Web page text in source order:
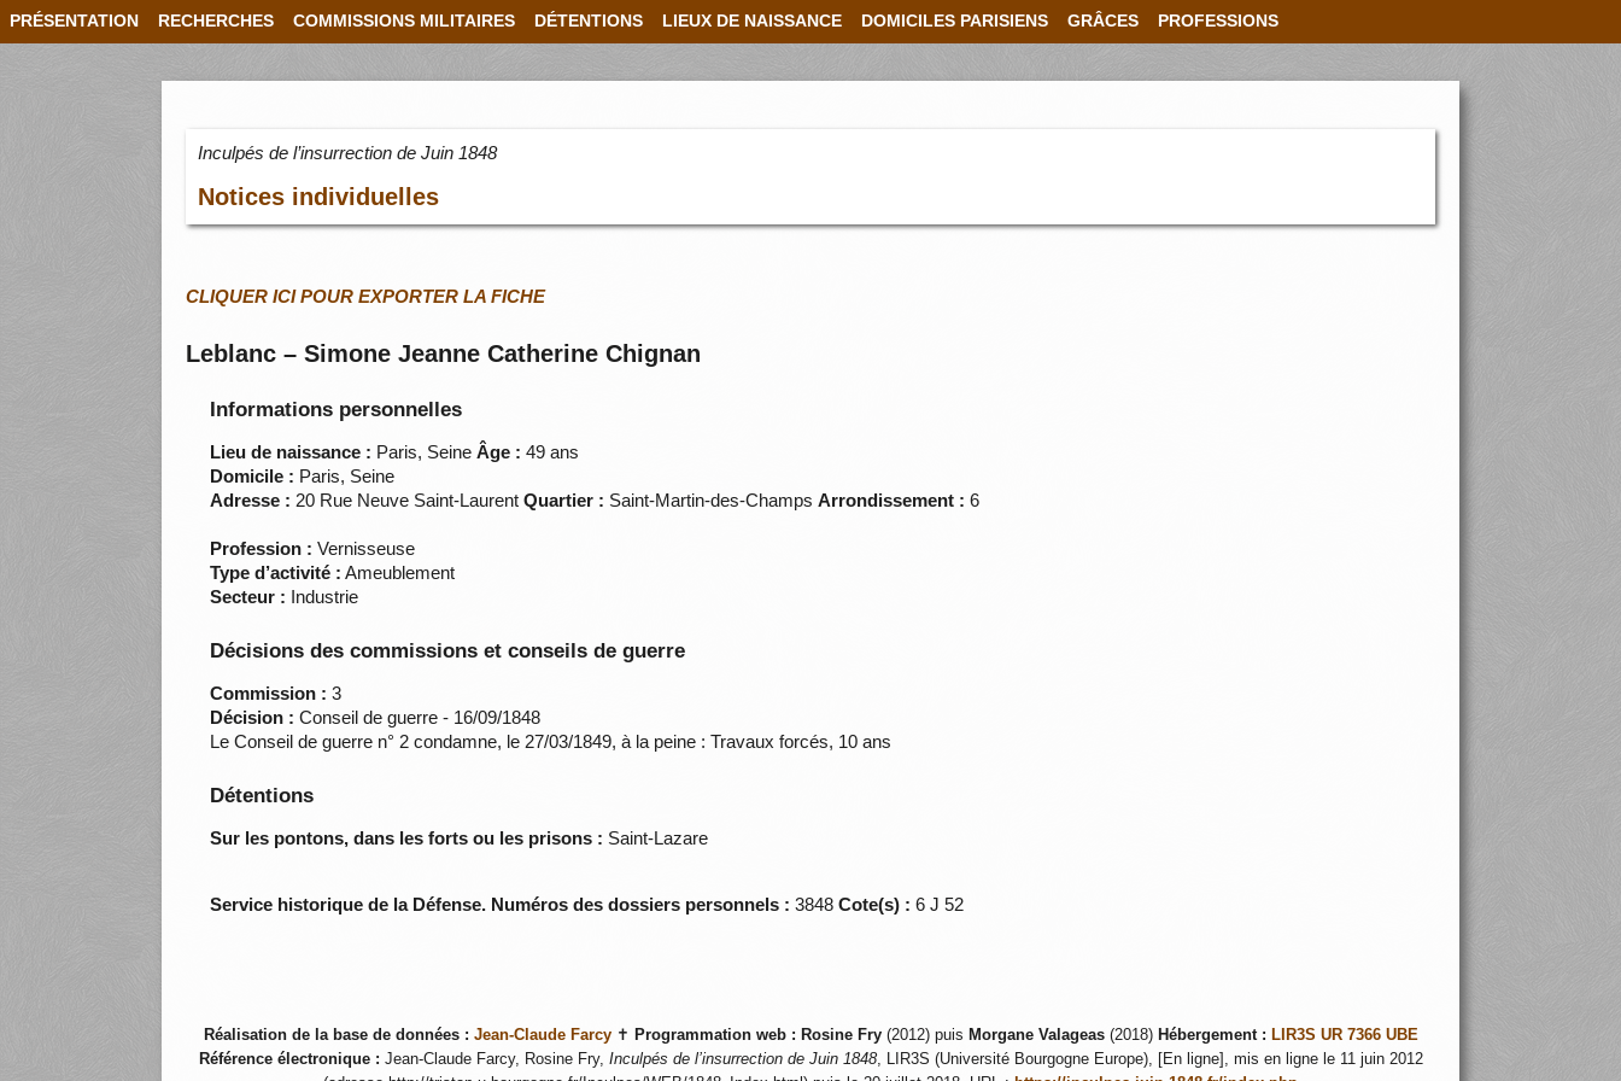
PRÉSENTATION RECHERCHES COMMISSIONS MILITAIRES DÉTENTIONS LIEUX DE NAISSANCE DOMICILES PARISIENS GRÂCES PROFESSIONS
Inculpés de l’insurrection de Juin 1848
Notices individuelles
CLIQUER ICI POUR EXPORTER LA FICHE
Leblanc – Simone Jeanne Catherine Chignan
Informations personnelles
Lieu de naissance : Paris, Seine Âge : 49 ans
Domicile : Paris, Seine
Adresse : 20 Rue Neuve Saint-LaurentQuartier : Saint-Martin-des-ChampsArrondissement : 6
Profession : Vernisseuse
Type d’activité : Ameublement
Secteur : Industrie
Décisions des commissions et conseils de guerre
Commission : 3
Décision : Conseil de guerre - 16/09/1848
Le Conseil de guerre n° 2 condamne, le 27/03/1849, à la peine : Travaux forcés, 10 ans
Détentions
Sur les pontons, dans les forts ou les prisons : Saint-Lazare
Service historique de la Défense. Numéros des dossiers personnels :3848Cote(s) : 6 J 52
Réalisation de la base de données : Jean-Claude Farcy✝ Programmation web : Rosine Fry(2012) puis Morgane Valageas(2018) Hébergement : LIR3S UR 7366 UBE
Référence électronique : Jean-Claude Farcy, Rosine Fry, Inculpés de l’insurrection de Juin 1848, LIR3S (Université Bourgogne Europe), [En ligne], mis en ligne le 11 juin 2012